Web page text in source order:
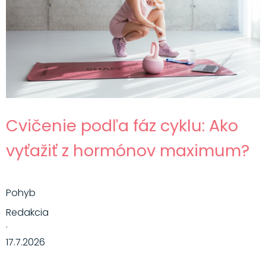
Cvičenie podľa fáz cyklu: Ako
vyťažiť z hormónov maximum?
Pohyb
Redakcia
·
17.7.2026